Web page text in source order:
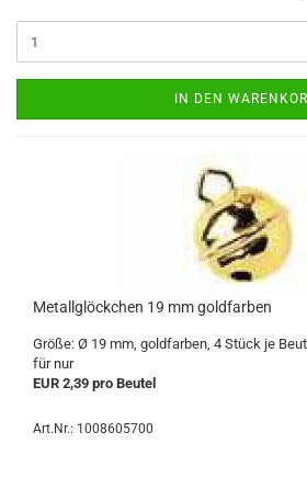
IN DEN
Metallglöckchen 19 mm goldfarben
Größe: Ø 19 mm, goldfarben, 4 Stück je
für nur
EUR 2,39 pro Beutel
Art.Nr.: 1008605700